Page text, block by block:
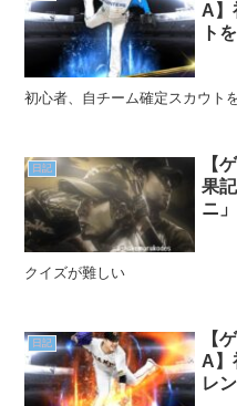
A】
ト
初心者、自チーム確定スカウト
日記
【
果
ニ
クイズが難しい
日記
【
A】
レ